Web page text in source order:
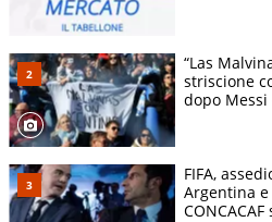
“Las
striscione
dopo
FIFA,
Argentina